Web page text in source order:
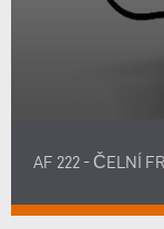
AF 222 - ČELNÍ